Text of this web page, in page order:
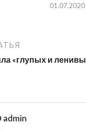
01.07.2020
«глупых и
admin